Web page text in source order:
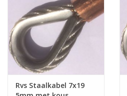
Rvs Staalkabel 7x19